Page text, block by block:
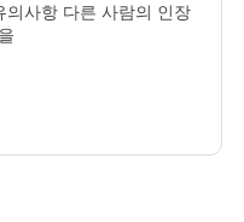
사항 다른 사람의 인장